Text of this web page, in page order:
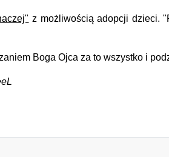
z możliwością adopcji dzieci.
Boga Ojca za to wszystko i